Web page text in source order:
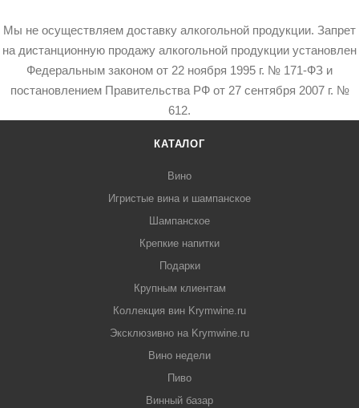
Мы не осуществляем доставку алкогольной продукции. Запрет
на дистанционную продажу алкогольной продукции установлен
Федеральным законом от 22 ноября 1995 г. № 171-ФЗ и
постановлением Правительства РФ от 27 сентября 2007 г. №
612.
КАТАЛОГ
Вино
Игристые вина и шампанское
Шампанское
Крепкие напитки
Подарки
Крупным клиентам
Коллекция вин Krymwine.ru
Эксклюзивно на Krymwine.ru
Вино недели
Пиво
Винный базар